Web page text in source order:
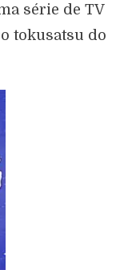
série de TV
tokusatsu do